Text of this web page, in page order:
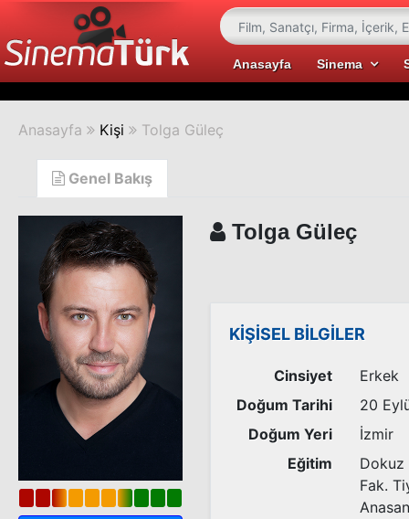
Anasayfa Sinema
Anasayfa Kişi Tolga Güleç
Genel Bakış
Tolga Güleç
KİŞİSEL BİLGİLER
Cinsiyet
Erkek
Doğum Tarihi
20
Doğum Yeri
İzmir
Eğitim
Dokuz
Fak.